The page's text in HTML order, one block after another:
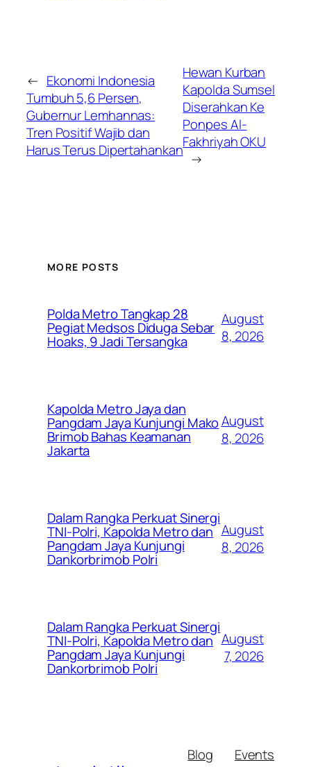
← Ekonomi Indonesia
Tumbuh 5,6 Persen,
Gubernur Lemhannas:
Tren Positif Wajib dan
Harus Terus Dipertahankan
Hewan Kurban
Kapolda Sumsel
Diserahkan Ke
Ponpes Al-
Fakhriyah OKU
→
MORE POSTS
Polda Metro Tangkap 28
Pegiat Medsos Diduga Sebar
Hoaks, 9 Jadi Tersangka
August
8, 2026
Kapolda Metro Jaya dan
Pangdam Jaya Kunjungi Mako
Brimob Bahas Keamanan
Jakarta
August
8, 2026
Dalam Rangka Perkuat Sinergi
TNI-Polri, Kapolda Metro dan
Pangdam Jaya Kunjungi
Dankorbrimob Polri
August
8, 2026
Dalam Rangka Perkuat Sinergi
TNI-Polri, Kapolda Metro dan
Pangdam Jaya Kunjungi
Dankorbrimob Polri
August
7, 2026
Blog
Events